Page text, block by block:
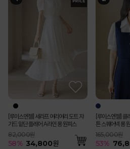
[루이스엔젤] 블러스 사각사각 쟈가드
꽃잎 소매 페플럼 자켓 블라우스
99,000원
48,800원
[루이스엔젤] 헤
벨트SET 스탠
198,000원
%
[루이스엔젤] 세라프 여리여리 도트 쟈
가드 밑단 플레어 A라인 롱 원피스
82,000원
34,800원
[Theonme] 플
매 롱 원피스
82,000원
%
[루이스엔젤] 블러스 사각사각 쟈가드
꽃잎 소매 페플럼 자켓 블라우스
99,000원
48,800원
[Theonme] 요
42,000원
%
(55-77) [루이스엔젤] 완벽핏 사각사각
썸머 쿨 비조버튼 세미 부츠컷 슬랙스 악
마팬츠vol.127
49,000
[Theonme]
와이드 9부 코튼
79,000원
%
[Theonme] 하트 자수 스트라이프 프
릴 캡소매 니트
65,000원
30,300원
에스닉 시스루
소매 니트 나시
36,000원
%
펀칭 스트라이프 백밴딩 쿨 썸머 면 맞주
름 플리츠 A라인 롱 스커트
119,000원
58,400원
[Theonme] 엠
미디 스커트
63,000원
%
[루이스엔젤] 세라프 여리여리 도트 쟈
가드 밑단 플레어 A라인 롱 원피스
82,000원
58% 34,800원
[루이스엔젤] 클
튼 스퀘어넥 롱
165,000원
53%